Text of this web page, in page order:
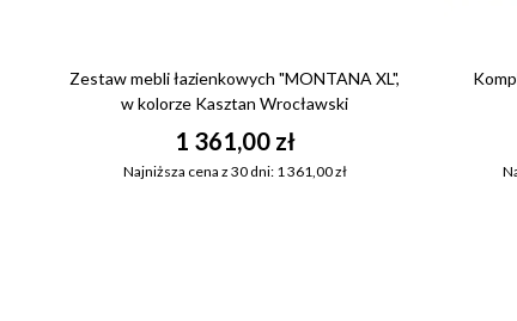
Zestaw mebli łazienkowych "MONTANA XL",
w kolorze Kasztan Wrocławski
1 361,00 zł
Najniższa cena z 30 dni: 1 361,00 zł